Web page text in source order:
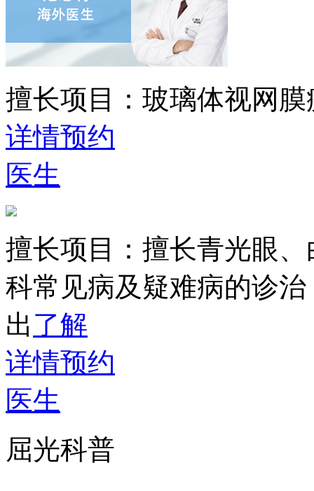
擅长项目： 玻璃体视网
详情预约
医生
擅长项目： 擅长青光眼
科常见病及疑难病的诊
出 了解
详情预约
医生
屈光科普